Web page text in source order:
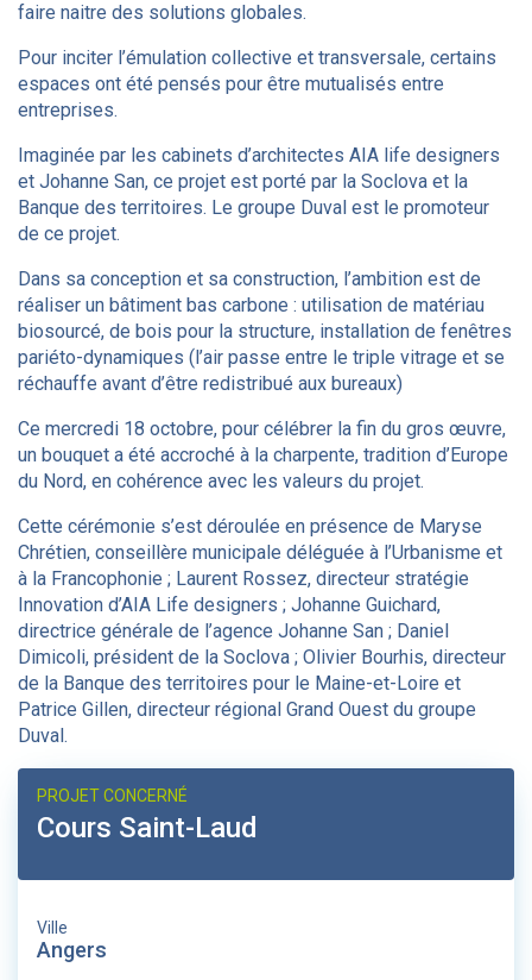
faire naitre des solutions globales.
Pour inciter l’émulation collective et transversale, certains
espaces ont été pensés pour être mutualisés entre
entreprises.
Imaginée par les cabinets d’architectes AIA life designers
et Johanne San, ce projet est porté par la Soclova et la
Banque des territoires. Le groupe Duval est le promoteur
de ce projet.
Dans sa conception et sa construction, l’ambition est de
réaliser un bâtiment bas carbone : utilisation de matériau
biosourcé, de bois pour la structure, installation de fenêtres
pariéto-dynamiques (l’air passe entre le triple vitrage et se
réchauffe avant d’être redistribué aux bureaux)
Ce mercredi 18 octobre, pour célébrer la fin du gros œuvre,
un bouquet a été accroché à la charpente, tradition d’Europe
du Nord, en cohérence avec les valeurs du projet.
Cette cérémonie s’est déroulée en présence de Maryse
Chrétien, conseillère municipale déléguée à l’Urbanisme et
à la Francophonie ; Laurent Rossez, directeur stratégie
Innovation d’AIA Life designers ; Johanne Guichard,
directrice générale de l’agence Johanne San ; Daniel
Dimicoli, président de la Soclova ; Olivier Bourhis, directeur
de la Banque des territoires pour le Maine-et-Loire et
Patrice Gillen, directeur régional Grand Ouest du groupe
Duval.
PROJET CONCERNÉ
Cours Saint-Laud
Ville
Angers